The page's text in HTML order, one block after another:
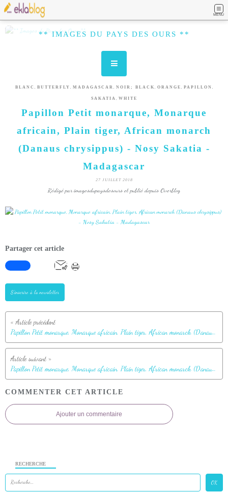
MENU
** IMAGES DU PAYS DES OURS **
BLANC , BUTTERFLY , MADAGASCAR , NOIR; BLACK , ORANGE , PAPILLON ,
SAKATIA , WHITE
Papillon Petit monarque, Monarque
africain, Plain tiger, African monarch
(Danaus chrysippus) - Nosy Sakatia -
Madagascar
27 JUILLET 2018
Rédigé par imagesdupaysdesours et publié depuis Overblog
Partager cet article
S'inscrire à la newsletter
Papillon Petit monarque, Monarque africain, Plain tiger, African monarch (Danaus chrysippus) - Nosy Sakatia - Madagascar
Papillon Petit monarque, Monarque africain, Plain tiger, African monarch (Danaus chrysippus) - Nosy Sakatia - Madagascar
COMMENTER CET ARTICLE
Ajouter un commentaire
RECHERCHE